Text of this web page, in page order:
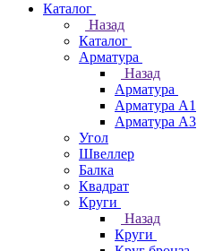
Каталог
Назад
Каталог
Арматура
Назад
Арматура
Арматура А1
Арматура А3
Угол
Швеллер
Балка
Квадрат
Круги
Назад
Круги